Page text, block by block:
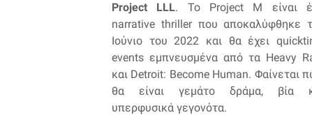
Project LLL. Το Project M είναι
narrative thriller που αποκαλύφθηκε
Ιούνιο του 2022 και θα έχει
events εμπνευσμένα από τα Heavy
και Detroit: Become Human. Φαίνεται
θα είναι γεμάτο δράμα, βία
υπερφυσικά γεγονότα.